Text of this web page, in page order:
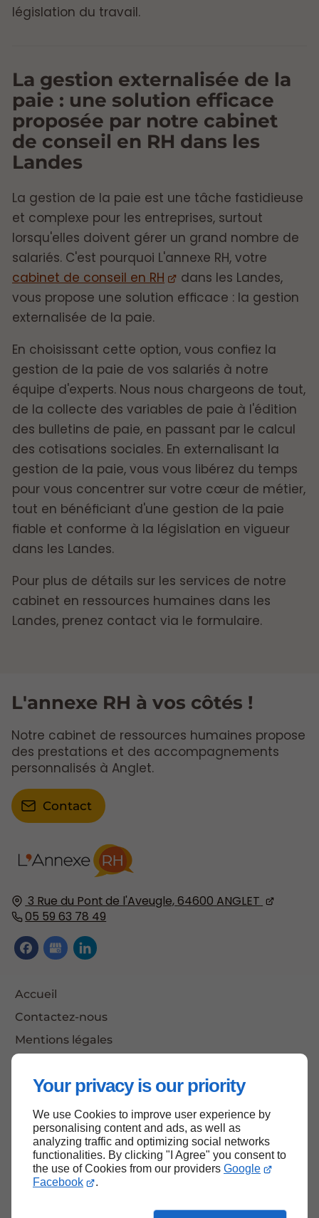
Your privacy is our priority
We use Cookies to improve user experience by
personalising content and ads, as well as
analyzing traffic and optimizing social networks
functionalities. By clicking "I Agree" you consent to
the use of Cookies from our providers Google
Facebook
.
législation du travail.
La gestion externalisée de la
paie : une solution efficace
proposée par notre cabinet
de conseil en RH dans les
Landes
La gestion de la paie est une tâche fastidieuse
et complexe pour les entreprises, surtout
lorsqu'elles doivent gérer un grand nombre de
salariés. C'est pourquoi L'annexe RH, votre
cabinet de conseil en RH
dans les Landes,
vous propose une solution efficace : la gestion
externalisée de la paie.
En choisissant cette option, vous confiez la
gestion de la paie de vos salariés à notre
équipe d'experts. Nous nous chargeons de tout,
de la collecte des variables de paie à l'édition
des bulletins de paie, en passant par le calcul
des cotisations sociales. En externalisant la
gestion de la paie, vous vous libérez du temps
pour vous concentrer sur votre cœur de métier,
tout en bénéficiant d'une gestion de la paie
fiable et conforme à la législation en vigueur
dans les Landes.
Pour plus de détails sur les services de notre
cabinet en ressources humaines dans les
Landes, prenez contact via le formulaire.
3 Rue du Pont de l'Aveugle,64600 ANGLET
05 59 63 78 49
Accueil
Contactez-nous
Mentions légales
L'annexe RH à vos côtés !
Notre cabinet de ressources humaines propose
des prestations et des accompagnements
personnalisés à Anglet.
Contact
Haut de page